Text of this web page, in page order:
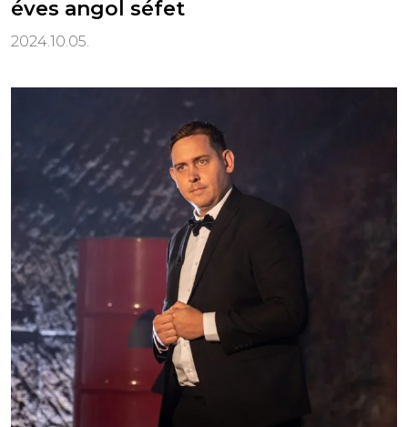
éves angol séfet
2024.10.05.